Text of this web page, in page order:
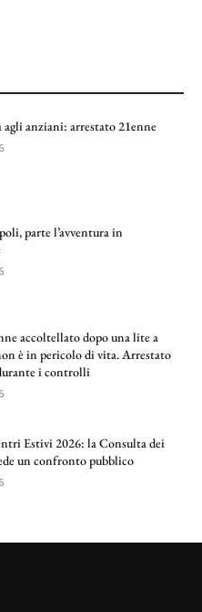
agli anziani: arrestato 21enne
parte l’avventura in
accoltellato dopo una lite a
è in pericolo di vita. Arrestato
i controlli
Estivi 2026: la Consulta dei
un confronto pubblico